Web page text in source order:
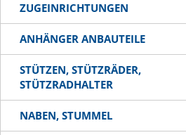
ZUGEINRICHTUNGEN
ANHÄNGER ANBAUTEILE
STÜTZEN, STÜTZRÄDER,
STÜTZRADHALTER
NABEN, STUMMEL